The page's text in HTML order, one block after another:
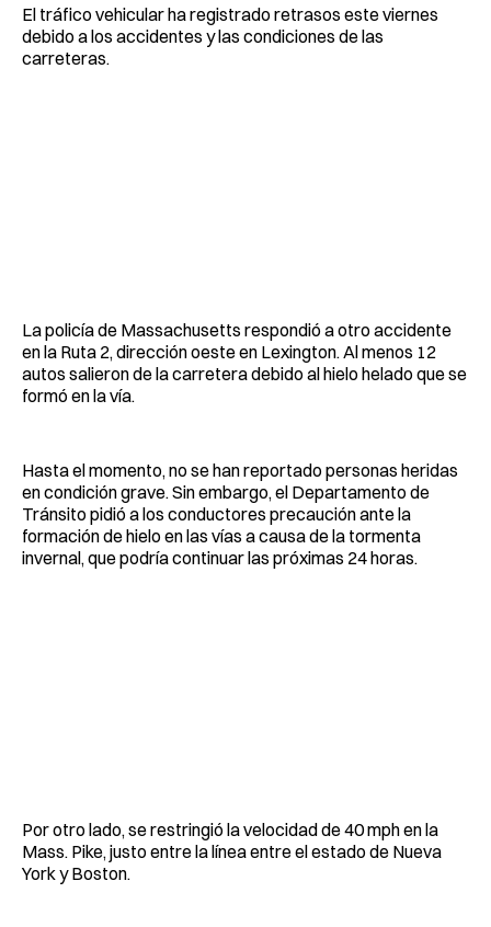
El tráfico vehicular ha registrado retrasos este viernes
debido a los accidentes y las condiciones de las
carreteras.
La policía de Massachusetts respondió a otro accidente
en la Ruta 2, dirección oeste en Lexington. Al menos 12
autos salieron de la carretera debido al hielo helado que se
formó en la vía.
Hasta el momento, no se han reportado personas heridas
en condición grave. Sin embargo, el Departamento de
Tránsito pidió a los conductores precaución ante la
formación de hielo en las vías a causa de la tormenta
invernal, que podría continuar las próximas 24 horas.
Por otro lado, se restringió la velocidad de 40 mph en la
Mass. Pike, justo entre la línea entre el estado de Nueva
York y Boston.